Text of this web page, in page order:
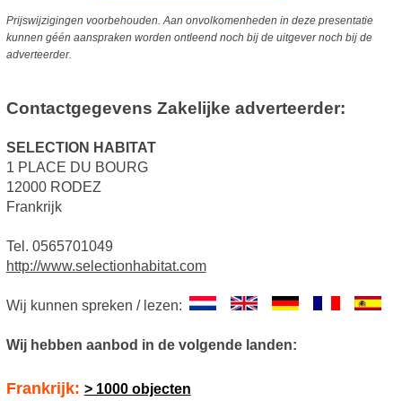
Prijswijzigingen voorbehouden. Aan onvolkomenheden in deze presentatie
kunnen géén aanspraken worden ontleend noch bij de uitgever noch bij de
adverteerder.
Contactgegevens Zakelijke adverteerder:
SELECTION HABITAT
1 PLACE DU BOURG
12000 RODEZ
Frankrijk
Tel. 0565701049
http://www.selectionhabitat.com
Wij kunnen spreken / lezen:
Wij hebben aanbod in de volgende landen:
Frankrijk: > 1000 objecten